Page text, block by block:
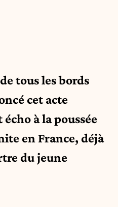
tous les bords
cet acte
à la poussée
en France, déjà
du jeune